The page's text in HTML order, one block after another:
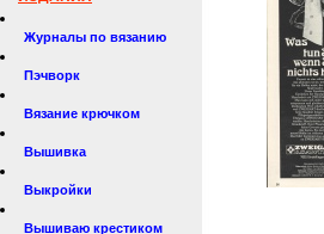
Журналы по вязанию
Пэчворк
Вязание крючком
Вышивка
Выкройки
Вышиваю крестиком